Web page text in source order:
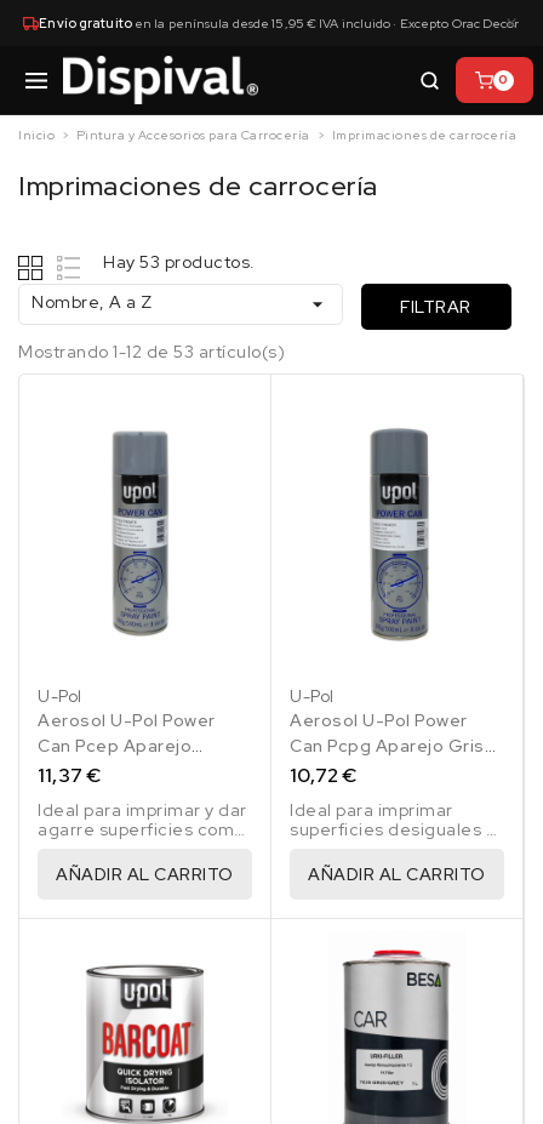
Envío gratuitoen la península desde 15,95 € IVA incluido · Excepto Orac Decor
×
0
Inicio Pintura y Accesorios para Carrocería Imprimaciones de carrocería
Imprimaciones de carrocería
Hay 53 productos.
Nombre, A a Z
 FILTRAR
Mostrando 1-12 de 53 artículo(s)
U-Pol
Aerosol U-Pol Power
Can Pcep Aparejo
Anclaje Gris 500 Ml
11,37 €
Ideal para imprimar y dar
agarre superficies como
galvanizado.
AÑADIR AL CARRITO
U-Pol
Aerosol U-Pol Power
Can Pcpg Aparejo Gris
500 Ml
10,72 €
Ideal para imprimar
superficies desiguales o
AÑADIR AL CARRITO